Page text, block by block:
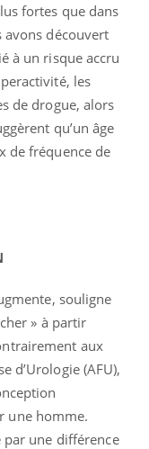
fortes que dans
avons découvert
à un risque accru
les
de drogue, alors
qu’un âge
de fréquence de
souligne
» à partir
aux
d’Urologie (AFU),
une homme.
par une différence